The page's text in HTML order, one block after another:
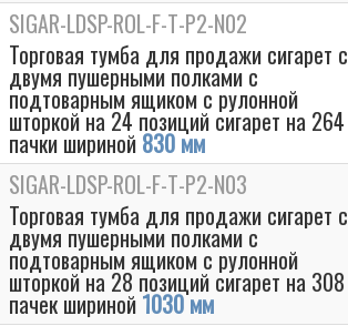
SIGAR-LDSP-ROL-F-T-P2-N02
Торговая тумба для продажи сигарет с
двумя пушерными полками с
подтоварным ящиком с рулонной
шторкой на 24 позиций сигарет на 264
пачки шириной 830 мм
SIGAR-LDSP-ROL-F-T-P2-N03
Торговая тумба для продажи сигарет с
двумя пушерными полками с
подтоварным ящиком с рулонной
шторкой на 28 позиций сигарет на 308
пачек шириной 1030 мм